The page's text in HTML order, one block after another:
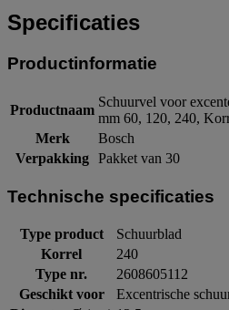
Specificaties
Productinformatie
Productnaam
Schuurvel voor
mm 60, 120, 240,
Merk
Bosch
Verpakking Pakket van 30
Technische specificaties
Type product
Schuurblad
Korrel
240
Type nr.
2608605112
Geschikt voor
Excentrische